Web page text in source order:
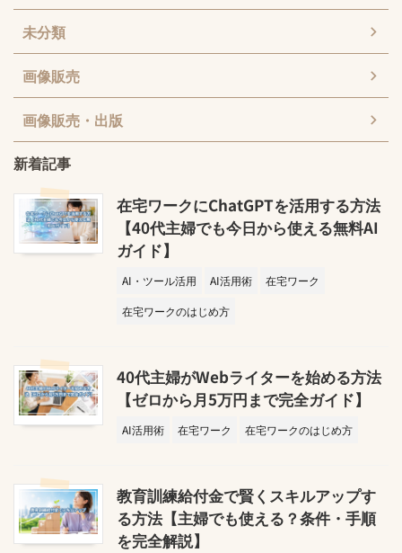
未分類
画像販売
画像販売・出版
新着記事
在宅ワークにChatGPTを活用する方法
【40代主婦でも今日から使える無料AI
ガイド】
AI・ツール活用 AI活用術
在宅ワーク
在宅ワークのはじめ方
40代主婦がWebライターを始める方法
【ゼロから月5万円まで完全ガイド】
AI活用術 在宅ワーク 在宅ワークのはじめ方
教育訓練給付金で賢くスキルアップす
る方法【主婦でも使える？条件・手順
を完全解説】